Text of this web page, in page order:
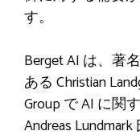
す。
Berget AI は、著
ある Christian
Group で AI に関
Andreas